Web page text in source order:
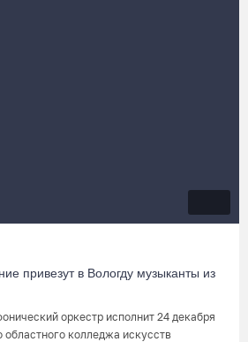
привезут в Вологду музыканты из
оркестр исполнит 24 декабря
областного колледжа искусств